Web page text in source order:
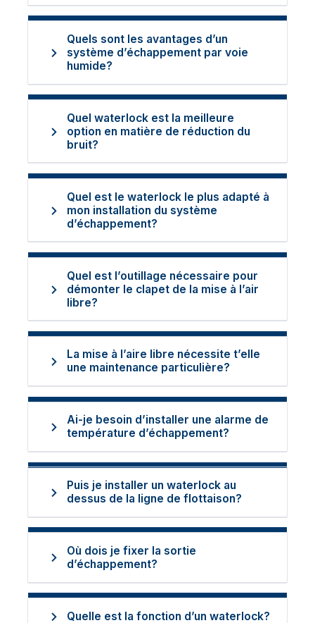
Quels sont les avantages d’un
système d’échappement par voie
humide?
Quel waterlock est la meilleure
option en matière de réduction du
bruit?
Quel est le waterlock le plus adapté à
mon installation du système
d’échappement?
Quel est l’outillage nécessaire pour
démonter le clapet de la mise à l’air
libre?
La mise à l’aire libre nécessite t’elle
une maintenance particulière?
Ai-je besoin d’installer une alarme de
température d’échappement?
Puis je installer un waterlock au
dessus de la ligne de flottaison?
Où dois je fixer la sortie
d’échappement?
Quelle est la fonction d’un waterlock?